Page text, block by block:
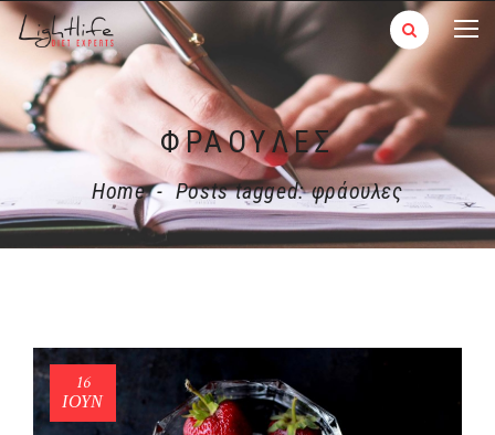
ΦΡΆΟΥΛΕΣ
Home - Posts tagged: φράουλες
16
ΙΟΎΝ